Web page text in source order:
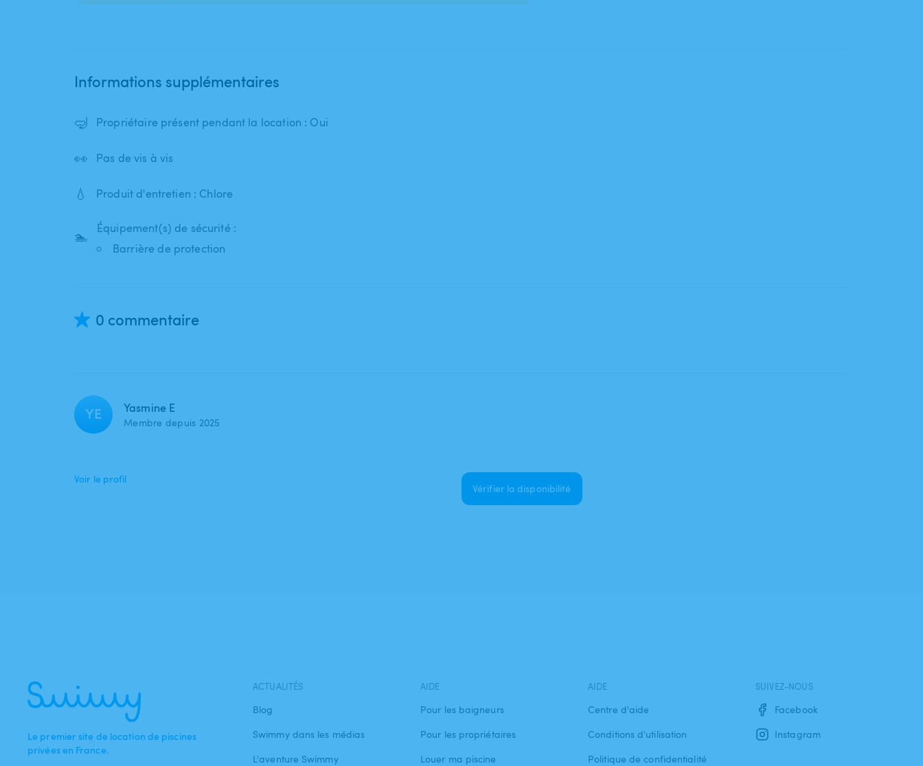
Informations supplémentaires
🤿 Propriétaire présent pendant la location : Oui
👀 Pas de vis à vis
💧 Produit d'entretien : Chlore
🏊
Équipement(s) de sécurité :
Barrière de protection
0 commentaire
YE Yasmine E
Membre depuis 2025
Voir le profil
Vérifier la disponibilité
Le premier site de location de piscines
privées en France.
ACTUALITÉS
Blog
Swimmy dans les médias
L'aventure Swimmy
AIDE
Pour les baigneurs
Pour les propriétaires
Louer ma piscine
AIDE
Centre d'aide
Conditions d'utilisation
Politique de confidentialité
SUIVEZ-NOUS
Facebook
Instagram